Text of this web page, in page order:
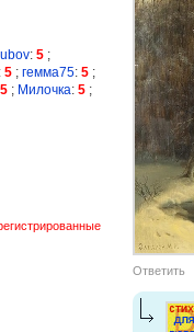
: 5 ;
: 5 ; гемма75: 5 ;
5 ; Милочка: 5 ;
Ответить